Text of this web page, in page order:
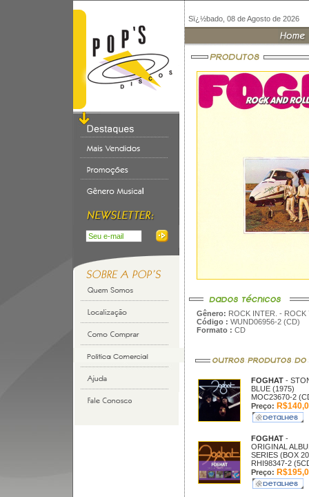
Sï¿½bado, 08 de Agosto de 2026
Gênero: ROCK INTER. - ROCK
Código : WUND06956-2 (CD)
Formato : CD
FOGHAT -
BLUE (1975)
MOC23670-2
Preço:
FOGHAT -
ORIGINAL
SERIES (BOX
RHI98347-2
Preço: